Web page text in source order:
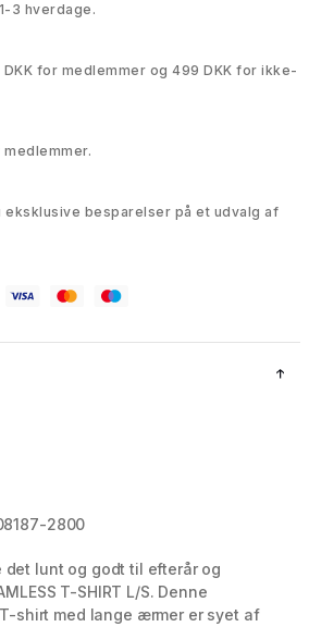
3 hverdage.
for medlemmer og 499 DKK for ikke-
eksklusive besparelser på et udvalg af
2800
det lunt og godt til efterår og
T-SHIRT L/S. Denne
shirt med lange ærmer er syet af